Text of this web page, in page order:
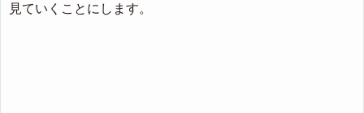
見ていくことにします。